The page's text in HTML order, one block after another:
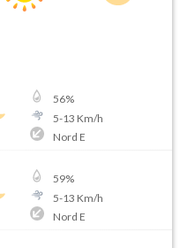
56%
5-13 Km/h
Nord E
59%
5-13 Km/h
Nord E